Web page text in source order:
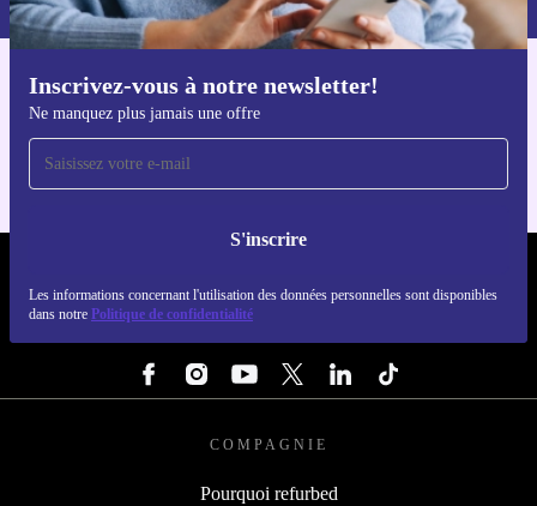
Inscrivez-vous à notre newsletter!
Ne manquez plus jamais une offre
S'inscrire
Les informations concernant l'utilisation des données personnelles sont disponibles
dans notre Politique de confidentialité
Téléchargez l'application refurbed
Pour iOS et Android
COMPAGNIE
Pourquoi refurbed